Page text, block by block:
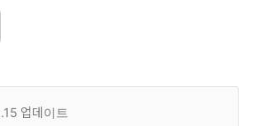
업데이트